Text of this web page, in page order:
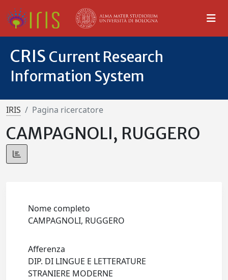
CRIS Current Research
Information System
IRIS Pagina ricercatore
CAMPAGNOLI, RUGGERO
Nome completo
CAMPAGNOLI, RUGGERO
Afferenza
DIP. DI LINGUE E LETTERATURE
STRANIERE MODERNE